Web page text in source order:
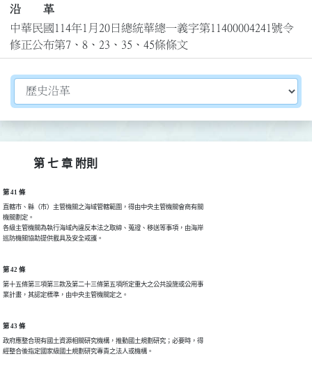
沿 革
中華民國114年1月20日總統華總一義字第11400004241號令
修正公布第7、8、23、35、45條條文
切換選擇法規資訊內容
第 七 章 附則
第 41 條
直轄市、縣（市）主管機關之海域管轄範圍，得由中央主管機關會商有關
機關劃定。
各級主管機關為執行海域內違反本法之取締、蒐證、移送等事項，由海岸
巡防機關協助提供載具及安全戒護。
第 42 條
第十五條第三項第三款及第二十三條第五項所定重大之公共設施或公用事
業計畫，其認定標準，由中央主管機關定之。
第 43 條
政府應整合現有國土資源相關研究機構，推動國土規劃研究；必要時，得
經整合後指定國家級國土規劃研究專責之法人或機構。